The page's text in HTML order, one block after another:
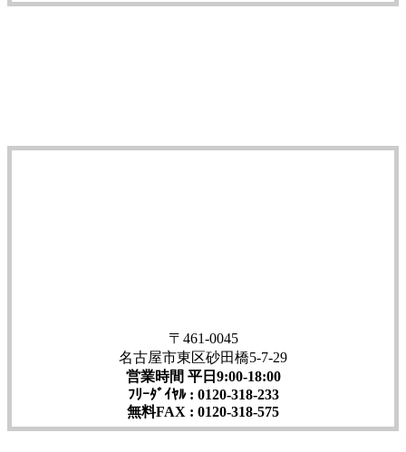
〒461-0045
名古屋市東区砂田橋5-7-29
営業時間 平日9:00-18:00
ﾌﾘｰﾀﾞｲﾔﾙ : 0120-318-233
無料FAX : 0120-318-575